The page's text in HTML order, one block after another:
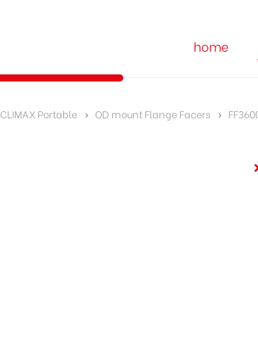
home
CLIMAX Portable OD mount Flange Facers